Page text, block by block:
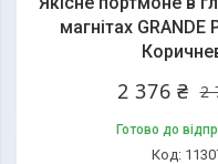
магнітах GRANDE
2
2 376 ₴
Готово до